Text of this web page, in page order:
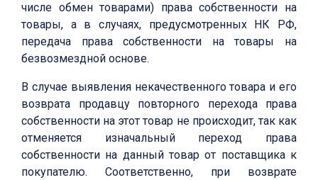
числе обмен товарами) права собственности на
товары, а в случаях, предусмотренных НК РФ,
передача права собственности на товары на
безвозмездной основе.
В случае выявления некачественного товара и его
возврата продавцу повторного перехода права
собственности на этот товар не происходит, так как
отменяется изначальный переход права
собственности на данный товар от поставщика к
покупателю. Соответственно, при возврате